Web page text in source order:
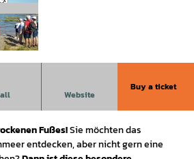
CC-BY-SA
Website
Buy a ticket
- Führung an Land -Das
Fußes!Sie möchten das
entdecken, aber nicht gern eine